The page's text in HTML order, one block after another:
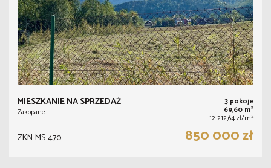
MIESZKANIE NA SPRZEDAŻ
Zakopane
3 pokoje
69,60 m2
12 212,64 zł/m2
ZKN-MS-470 850 000 zł